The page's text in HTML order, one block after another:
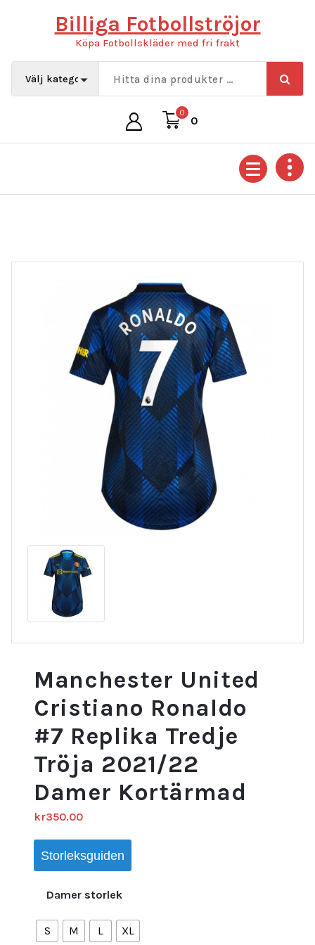
Billiga Fotbollströjor
Köpa Fotbollskläder med fri frakt
0
0
Manchester United
Cristiano Ronaldo
#7 Replika Tredje
Tröja 2021/22
Damer Kortärmad
kr350.00
Storleksguiden
Damer storlek
S M L XL